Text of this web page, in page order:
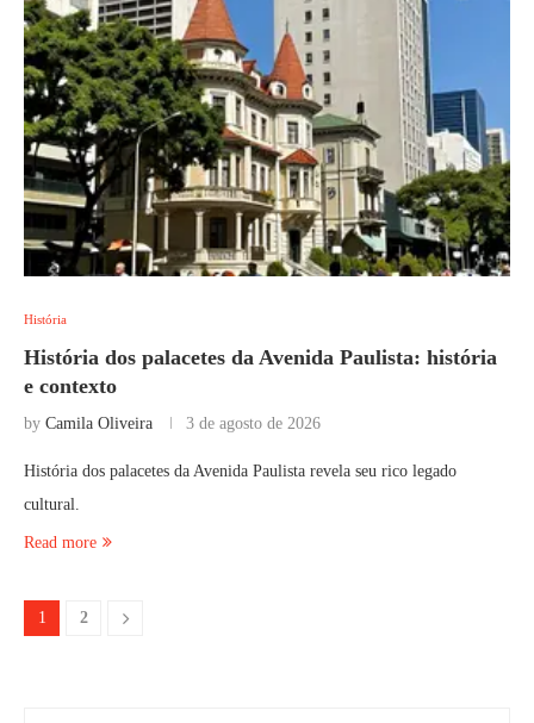
História
História dos palacetes da Avenida Paulista: história
e contexto
by Camila Oliveira 3 de agosto de 2026
História dos palacetes da Avenida Paulista revela seu rico legado
cultural.
Read more
1 2